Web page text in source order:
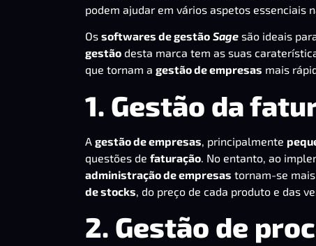
podem ajudar em vários aspetos essenciais
Os softwares de gestão Sage são ideais
gestão desta marca tem as suas
que tornam a gestão de empresas mais
1. Gestão da
A gestão de empresas , principalmente
questões de faturação . No entanto, ao
administração de empresas tornam-se
de stocks , do preço de cada produto e das
2. Gestão de